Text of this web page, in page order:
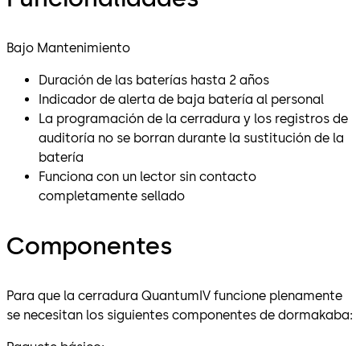
Bajo Mantenimiento
Duración de las baterías hasta 2 años
Indicador de alerta de baja batería al personal
La programación de la cerradura y los registros de
auditoría no se borran durante la sustitución de la
batería
Funciona con un lector sin contacto
completamente sellado
Componentes
Para que la cerradura QuantumIV funcione plenamente
se necesitan los siguientes componentes de dormakaba: